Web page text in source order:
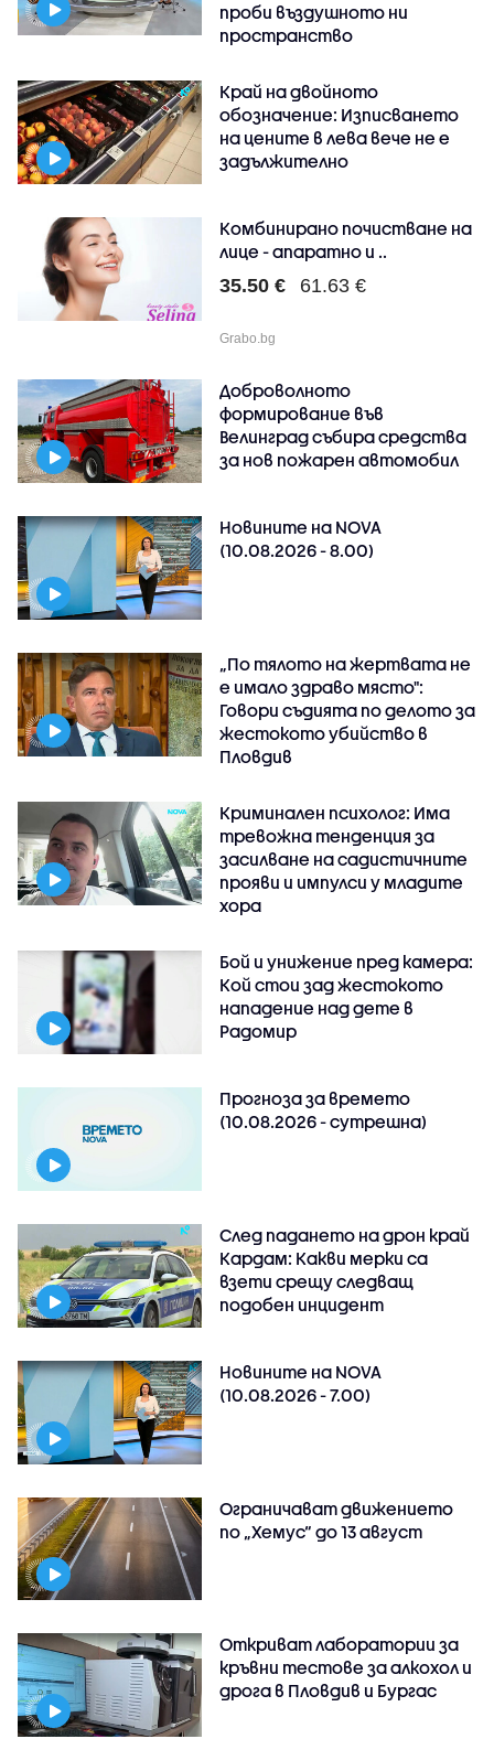
проби въздушното ни
пространство
Край на двойното
обозначение: Изписването
на цените в лева вече не е
задължително
Комбинирано почистване на
лице - апаратно и ..
35.50 € 61.63 €
Grabo.bg
Доброволното
формирование във
Велинград събира средства
за нов пожарен автомобил
Новините на NOVA
(10.08.2026 - 8.00)
„По тялото на жертвата не
е имало здраво място":
Говори съдията по делото за
жестокото убийство в
Пловдив
Криминален психолог: Има
тревожна тенденция за
засилване на садистичните
прояви и импулси у младите
хора
Бой и унижение пред камера:
Кой стои зад жестокото
нападение над дете в
Радомир
Прогноза за времето
(10.08.2026 - сутрешна)
След падането на дрон край
Кардам: Какви мерки са
взети срещу следващ
подобен инцидент
Новините на NOVA
(10.08.2026 - 7.00)
Ограничават движението
по „Хемус“ до 13 август
Откриват лаборатории за
кръвни тестове за алкохол и
дрога в Пловдив и Бургас